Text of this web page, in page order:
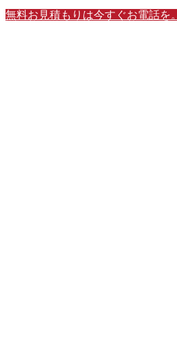
無料お見積もりは今すぐお電話を。